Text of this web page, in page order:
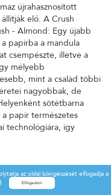
újrahasznosított
elő. A Crush
- Almond: Egy újabb
papírba a mandula
csempészte, illetve a
mélyebb
mint a család többi
nagyobbak, de
sötétbarna
papír természetes
technológiára, így
és növények
az oldal böngészését elfogadja a